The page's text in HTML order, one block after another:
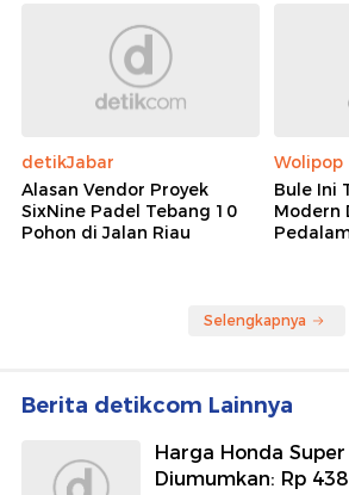
detikJabar
Alasan Vendor Proyek
SixNine Padel Tebang 10
Pohon di Jalan Riau
Wolipop
Bule Ini
Modern
Selengkapnya
Berita detikcom Lainnya
Harga Honda
Diumumkan: Rp